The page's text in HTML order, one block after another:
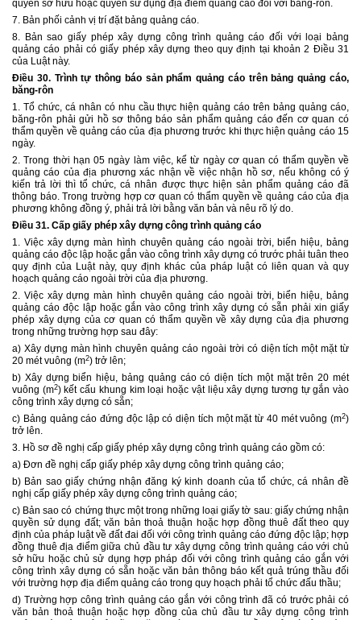
quyền sở hữu hoặc quyền sử dụng địa điểm quảng cáo đối với băng-rôn.
7. Bản phối cảnh vị trí đặt bảng quảng cáo.
8. Bản sao giấy phép xây dựng công trình quảng cáo đối với loại bảng
quảng cáo phải có giấy phép xây dựng theo quy định tại khoản 2 Điều 31
của Luật này.
Điều 30. Trình tự thông báo sản phẩm quảng cáo trên bảng quảng cáo,
băng-rôn
1. Tổ chức, cá nhân có nhu cầu thực hiện quảng cáo trên bảng quảng cáo,
băng-rôn phải gửi hồ sơ thông báo sản phẩm quảng cáo đến cơ quan có
thẩm quyền về quảng cáo của địa phương trước khi thực hiện quảng cáo 15
ngày.
2. Trong thời hạn 05 ngày làm việc, kể từ ngày cơ quan có thẩm quyền về
quảng cáo của địa phương xác nhận về việc nhận hồ sơ, nếu không có ý
kiến trả lời thì tổ chức, cá nhân được thực hiện sản phẩm quảng cáo đã
thông báo. Trong trường hợp cơ quan có thẩm quyền về quảng cáo của địa
phương không đồng ý, phải trả lời bằng văn bản và nêu rõ lý do.
Điều 31. Cấp giấy phép xây dựng công trình quảng cáo
1. Việc xây dựng màn hình chuyên quảng cáo ngoài trời, biển hiệu, bảng
quảng cáo độc lập hoặc gắn vào công trình xây dựng có trước phải tuân theo
quy định của Luật này, quy định khác của pháp luật có liên quan và quy
hoạch quảng cáo ngoài trời của địa phương.
2. Việc xây dựng màn hình chuyên quảng cáo ngoài trời, biển hiệu, bảng
quảng cáo độc lập hoặc gắn vào công trình xây dựng có sẵn phải xin giấy
phép xây dựng của cơ quan có thẩm quyền về xây dựng của địa phương
trong những trường hợp sau đây:
a) Xây dựng màn hình chuyên quảng cáo ngoài trời có diện tích một mặt từ
20 mét vuông (m2) trở lên;
b) Xây dựng biển hiệu, bảng quảng cáo có diện tích một mặt trên 20 mét
vuông (m2) kết cấu khung kim loại hoặc vật liệu xây dựng tương tự gắn vào
công trình xây dựng có sẵn;
c) Bảng quảng cáo đứng độc lập có diện tích một mặt từ 40 mét vuông (m2)
trở l ên.
3. Hồ sơ đề nghị cấp giấy phép xây dựng công trình quảng cáo gồm có:
a) Đơn đề nghị cấp giấy phép xây dựng công trình quảng cáo;
b) Bản sao giấy chứng nhận đăng ký kinh doanh của tổ chức, cá nhân đề
nghị cấp giấy phép xây dựng công trình quảng cáo;
c) Bản sao có chứng thực một trong những loại giấy tờ sau: giấy chứng nhận
quyền sử dụng đất; văn bản thoả thuận hoặc hợp đồng thuê đất theo quy
định của pháp luật về đất đai đối với công trình quảng cáo đứng độc lập; hợp
đồng thuê địa điểm giữa chủ đầu tư xây dựng công trình quảng cáo với chủ
sở hữu hoặc chủ sử dụng hợp pháp đối với công trình quảng cáo gắn với
công trình xây dựng có sẵn hoặc văn bản thông báo kết quả trúng thầu đối
với trường hợp địa điểm quảng cáo trong quy hoạch phải tổ chức đấu thầu;
d) Trường hợp công trình quảng cáo gắn với công trình đã có trước phải có
văn bản thoả thuận hoặc hợp đồng của chủ đầu tư xây dựng công trình